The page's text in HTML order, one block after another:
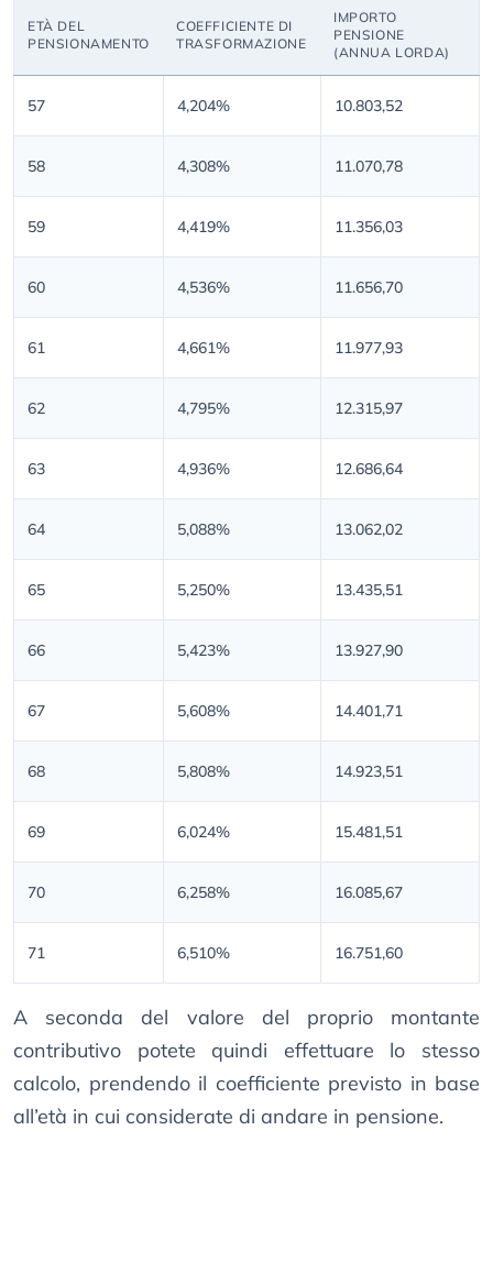
ETÀ DEL
PENSIONAMENTO
COEFFICIENTE DI
TRASFORMAZIONE
IMPORTO
PENSIONE
(ANNUA LORDA)
57 4,204% 10.803,52
58 4,308% 11.070,78
59 4,419% 11.356,03
60 4,536% 11.656,70
61 4,661% 11.977,93
62 4,795% 12.315,97
63 4,936% 12.686,64
64 5,088% 13.062,02
65 5,250% 13.435,51
66 5,423% 13.927,90
67 5,608% 14.401,71
68 5,808% 14.923,51
69 6,024% 15.481,51
70 6,258% 16.085,67
71 6,510% 16.751,60
A seconda del valore del proprio montante
contributivo potete quindi effettuare lo stesso
calcolo, prendendo il coefficiente previsto in base
all’età in cui considerate di andare in pensione.